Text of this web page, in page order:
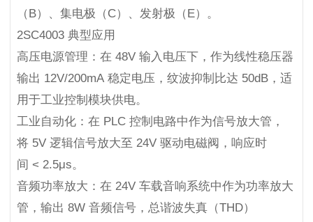
（B）、集电极（C）、发射极（E）。
2SC4003 典型应用
高压电源管理：在 48V 输入电压下，作为线性稳压器
输出 12V/200mA 稳定电压，纹波抑制比达 50dB，适
用于工业控制模块供电。
工业自动化：在 PLC 控制电路中作为信号放大管，
将 5V 逻辑信号放大至 24V 驱动电磁阀，响应时
间 < 2.5μs。
音频功率放大：在 24V 车载音响系统中作为功率放大
管，输出 8W 音频信号，总谐波失真（THD）